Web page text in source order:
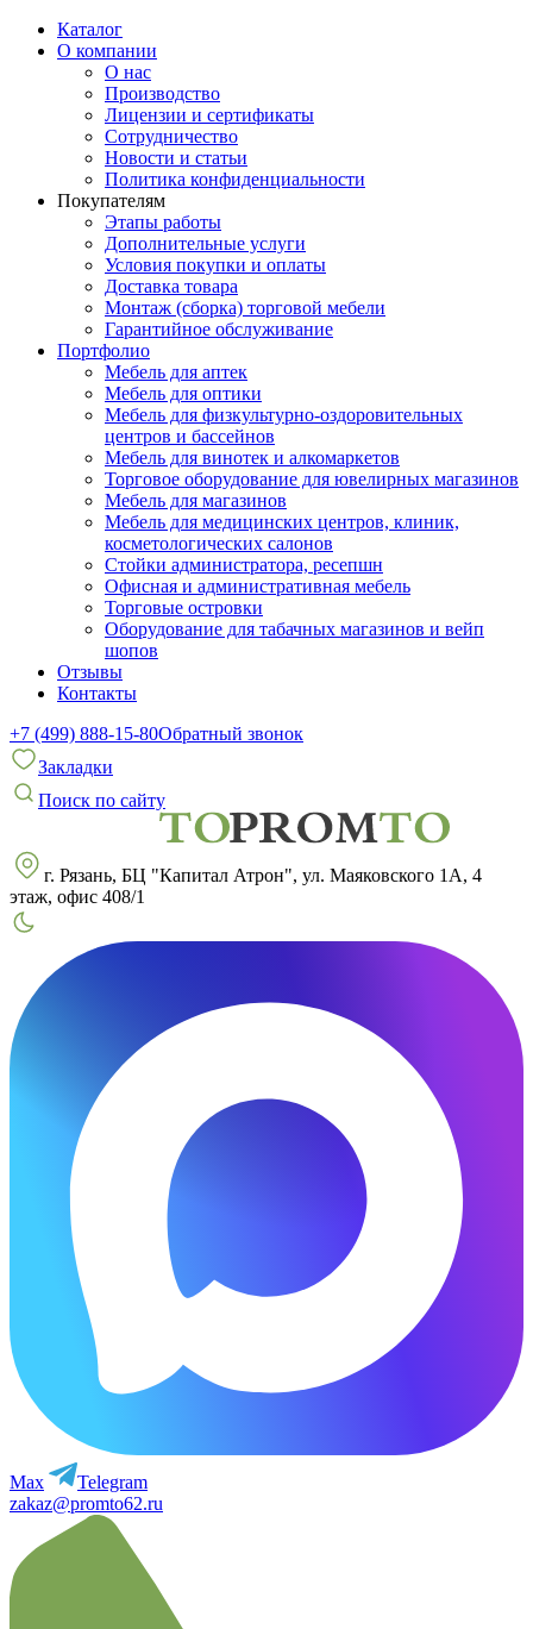
Каталог
О компании
О нас
Производство
Лицензии и сертификаты
Сотрудничество
Новости и статьи
Политика конфиденциальности
Покупателям
Этапы работы
Дополнительные услуги
Условия покупки и оплаты
Доставка товара
Монтаж (сборка) торговой мебели
Гарантийное обслуживание
Портфолио
Мебель для аптек
Мебель для оптики
Мебель для физкультурно-оздоровительных
центров и бассейнов
Мебель для винотек и алкомаркетов
Торговое оборудование для ювелирных магазинов
Мебель для магазинов
Мебель для медицинских центров, клиник,
косметологических салонов
Стойки администратора, ресепшн
Офисная и административная мебель
Торговые островки
Оборудование для табачных магазинов и вейп
шопов
Отзывы
Контакты
+7 (499) 888-15-80Обратный звонок
Закладки
Поиск по сайту
г. Рязань, БЦ "Капитал Атрон", ул. Маяковского 1А, 4
этаж, офис 408/1
Max
Telegram
zakaz@promto62.ru